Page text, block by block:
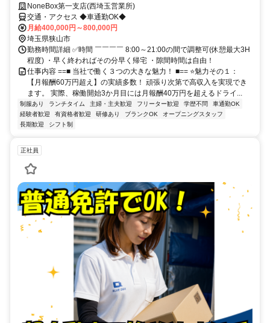
NoneBox第一支店(西埼玉営業所)
交通・アクセス ◆車通勤OK◆
月給400,000円～800,000円
埼玉県狭山市
勤務時間詳細 ✅時間 ￣￣￣￣ 8:00～21:00の間で調整可(休憩最大3H
程度) ・早く終わればその分早く帰宅 ・隙間時間は自由！
仕事内容 ==■ 当社で働く３つの大きな魅力！ ■== ⭐魅力その１：
【月報酬60万円超え】の実績多数！ 頑張り次第で高収入を実現でき
ます。 実際、稼働開始3か月目には月報酬40万円を超えるドライ...
制服あり ランチタイム 主婦・主夫歓迎 フリーター歓迎 学歴不問
車通勤OK
経験者歓迎
有資格者歓迎 研修あり ブランクOK
オープニングスタッフ
長期歓迎
シフト制
正社員